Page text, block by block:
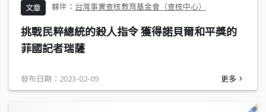
文章 台灣事實查核教育基金會（查核中心）
挑戰民粹總統的殺人指令 獲得諾貝爾和平獎的
菲國記者瑞薩
發布日期：2023-02-09 更多